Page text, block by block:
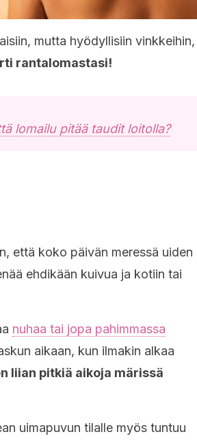
mutta hyödyllisiin vinkkeihin,
rantalomastasi!
lomailu pitää taudit loitolla?
että koko päivän meressä uiden
ehdikään kuivua ja kotiin tai
nuhaa tai jopa pahimmassa
aikaan, kun ilmakin alkaa
liian pitkiä aikoja märissä
uimapuvun tilalle myös tuntuu